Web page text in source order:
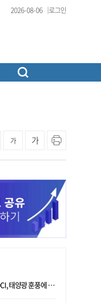
2026-08-06 로그인
가 가
적 개선…美 ‘섹션232’ 최대 변수